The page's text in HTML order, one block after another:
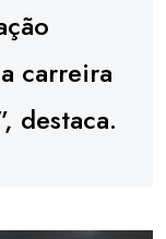
carreira
destaca.